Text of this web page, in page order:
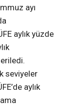
ayı
aylık yüzde
seviyeler
aylık